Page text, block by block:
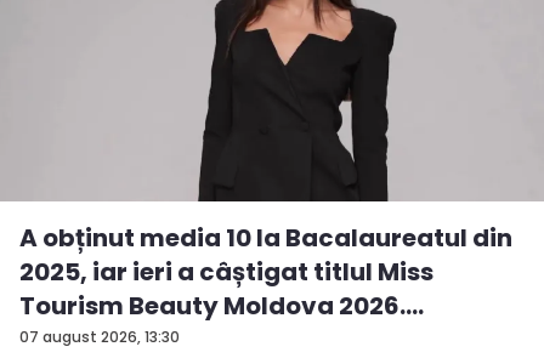
07 august 2026, 13:30
A obținut media 10 la Bacalaureatul din
2025, iar ieri a câștigat titlul Miss
Tourism Beauty Moldova 2026.
Andreea...